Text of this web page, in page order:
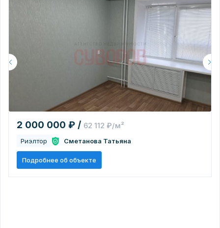
2 000 000 ₽ / 62 112 ₽/м²
Риэлтор Сметанова Татьяна
Подробнее об объекте